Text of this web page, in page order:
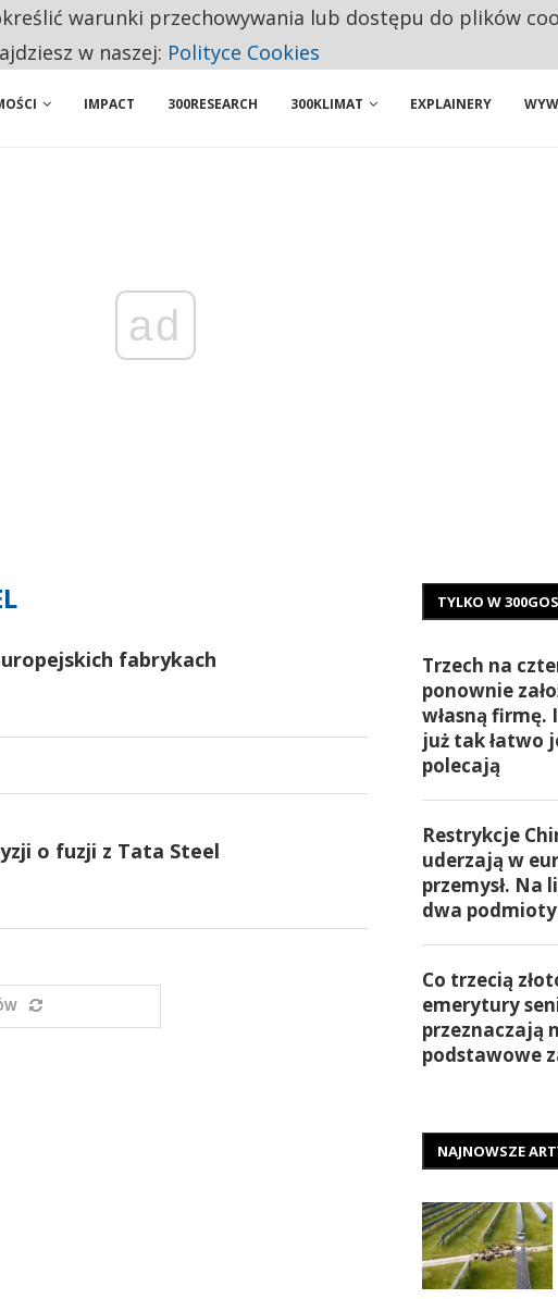
NA PODSTAWOWE ZAKUPY
IMPACT 300RESEARCH 300KLIMAT EXPLAINERY
ad
fabrykach
o fuzji z Tata Steel
TYLKO W
Trzech na
ponownie
własną firmę.
już tak łatwo
polecają
Restrykcje
uderzają w
przemysł. Na
dwa podmioty
Co trzecią
emerytury
przeznaczają
podstawowe
NAJNOWSZE
warunki przechowywania lub dostępu do plików
w naszej: Polityce Cookies